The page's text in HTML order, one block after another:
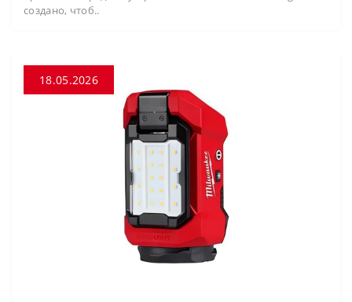
создано, чтоб..
18.05.2026